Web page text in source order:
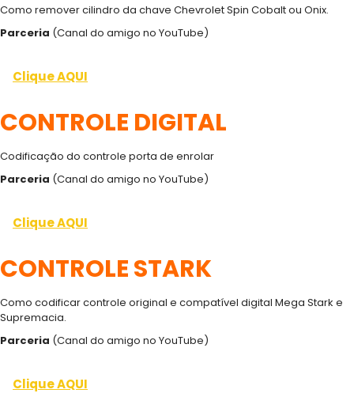
Como remover cilindro da chave Chevrolet Spin Cobalt ou Onix.
Parceria (Canal do amigo no YouTube)
Clique AQUI
CONTROLE DIGITAL
Codificação do controle porta de enrolar
Parceria (Canal do amigo no YouTube)
Clique AQUI
CONTROLE STARK
Como codificar controle original e compatível digital Mega Stark e
Supremacia.
Parceria (Canal do amigo no YouTube)
Clique AQUI